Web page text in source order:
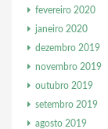
fevereiro 2020
janeiro 2020
dezembro 2019
novembro 2019
outubro 2019
setembro 2019
agosto 2019